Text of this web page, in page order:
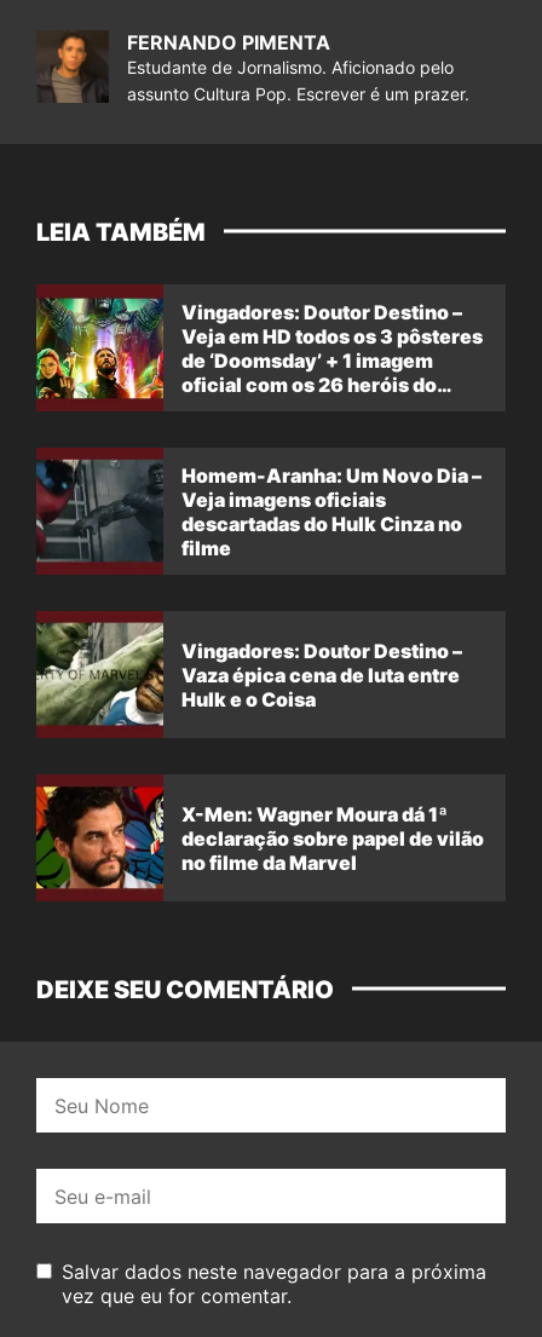
FERNANDO PIMENTA
Estudante de Jornalismo. Aficionado pelo
assunto Cultura Pop. Escrever é um prazer.
LEIA TAMBÉM
Vingadores: Doutor Destino –
Veja em HD todos os 3 pôsteres
de ‘Doomsday’ + 1 imagem
oficial com os 26 heróis do
Homem-Aranha: Um Novo Dia –
Veja imagens oficiais
descartadas do Hulk Cinza no
filme
Vingadores: Doutor Destino –
Vaza épica cena de luta entre
Hulk e o Coisa
X-Men: Wagner Moura dá 1ª
declaração sobre papel de vilão
no filme da Marvel
DEIXE SEU COMENTÁRIO
mail:
Salvar dados neste navegador para a próxima
vez que eu for comentar.